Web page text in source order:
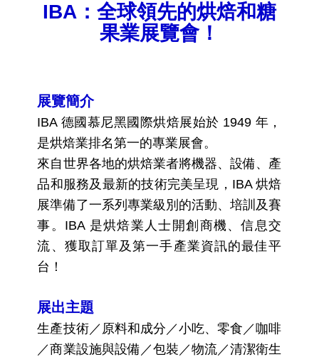
IBA：全球領先的烘焙和糖
果業展覽會！
展覽簡介
IBA 德國慕尼黑國際烘焙展始於 1949 年，
是烘焙業排名第一的專業展會。
來自世界各地的烘焙業者將機器、設備、產
品和服務及最新的技術完美呈現，IBA 烘焙
展準備了一系列專業級別的活動、培訓及賽
事。IBA 是烘焙業人士開創商機、信息交
流、獲取訂單及第一手產業資訊的最佳平
台！
展出主題
生產技術／原料和成分／小吃、零食／咖啡
／商業設施與設備／包裝／物流／清潔衛生